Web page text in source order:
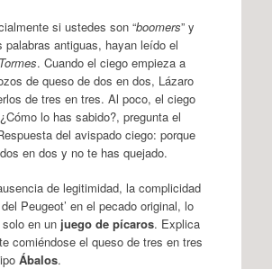
si ustedes son “boomers” y
palabras antiguas, hayan leído el
. Cuando el ciego empieza a
de queso de dos en dos, Lázaro
de tres en tres. Al poco, el ciego
lo has sabido?, pregunta el
del avispado ciego: porque
en dos y no te has quejado.
de legitimidad, la complicidad
Peugeot’ en el pecado original, lo
en un juego de pícaros. Explica
comiéndose el queso de tres en tres
Ábalos.